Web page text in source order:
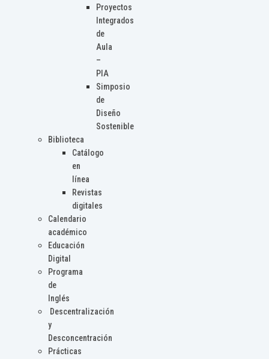
Proyectos
Integrados
de
Aula
–
PIA
Simposio
de
Diseño
Sostenible
Biblioteca
Catálogo
en
línea
Revistas
digitales
Calendario
académico
Educación
Digital
Programa
de
Inglés
Descentralización
y
Desconcentración
Prácticas